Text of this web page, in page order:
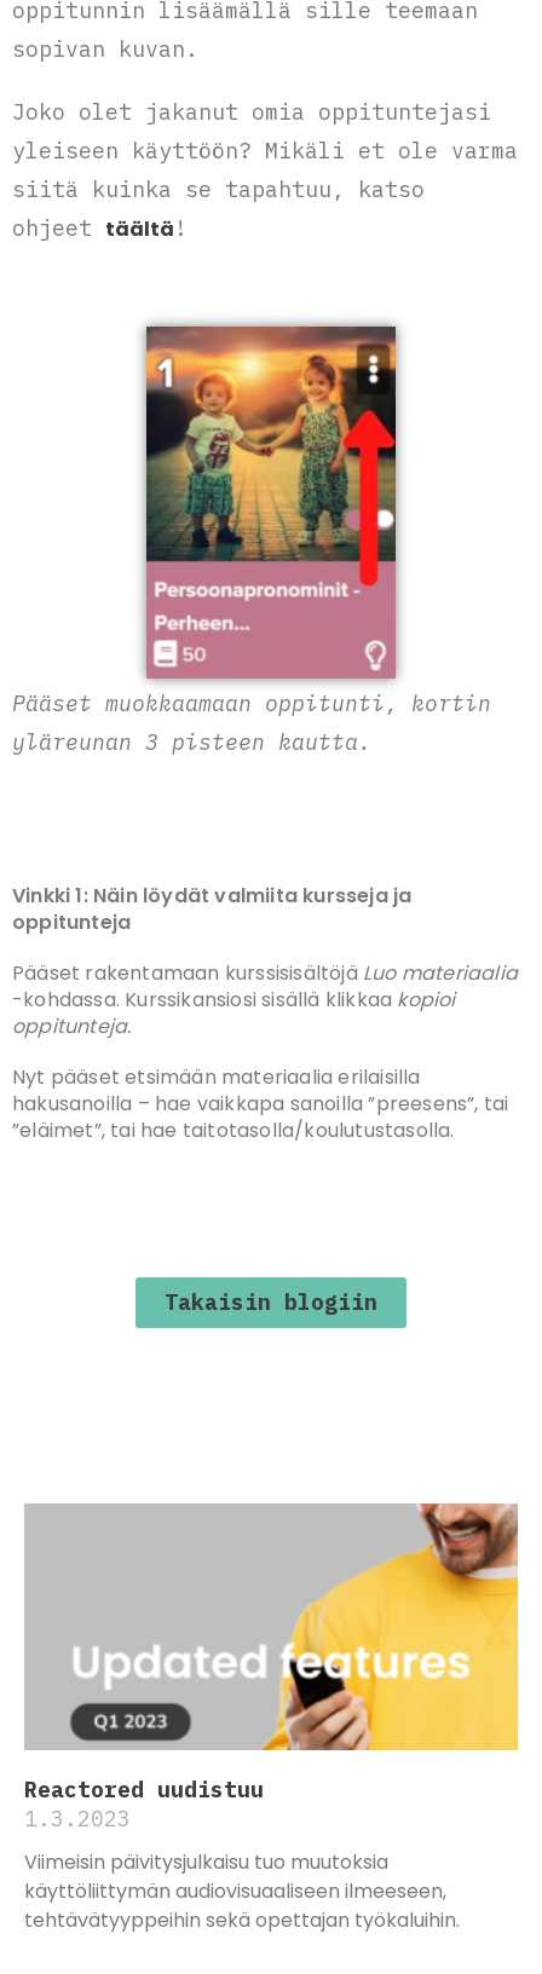
oppitunnin lisäämällä sille teemaan
sopivan kuvan.
Joko olet jakanut omia oppituntejasi
yleiseen käyttöön? Mikäli et ole varma
siitä kuinka se tapahtuu, katso
ohjeet täältä !
Pääset muokkaamaan oppitunti, kortin
yläreunan 3 pisteen kautta.
Vinkki 1: Näin löydät valmiita kursseja ja
oppitunteja
Pääset rakentamaan kurssisisältöjä Luo materiaalia
-kohdassa. Kurssikansiosi sisällä klikkaa kopioi
oppitunteja.
Nyt pääset etsimään materiaalia erilaisilla
hakusanoilla – hae vaikkapa sanoilla ”preesens”, tai
”eläimet”, tai hae taitotasolla/koulutustasolla.
Takaisin blogiin
Reactored uudistuu
1.3.2023
Viimeisin päivitysjulkaisu tuo muutoksia
käyttöliittymän audiovisuaaliseen ilmeeseen,
tehtävätyyppeihin sekä opettajan työkaluihin.